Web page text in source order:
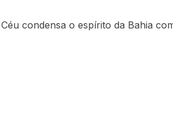
condensa o espírito da Bahia